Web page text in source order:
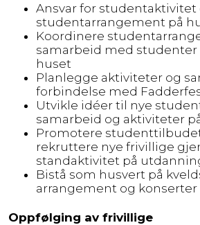
Ansvar for studentaktivitet
studentarrangement på
Koordinere
samarbeid med studenter
huset
Planlegge aktiviteter og
forbindelse med
Utvikle idéer til nye
samarbeid og aktiviteter
Promotere
rekruttere nye frivillige
standaktivitet på
Bistå som husvert på
arrangement og konserter
Oppfølging av frivillige